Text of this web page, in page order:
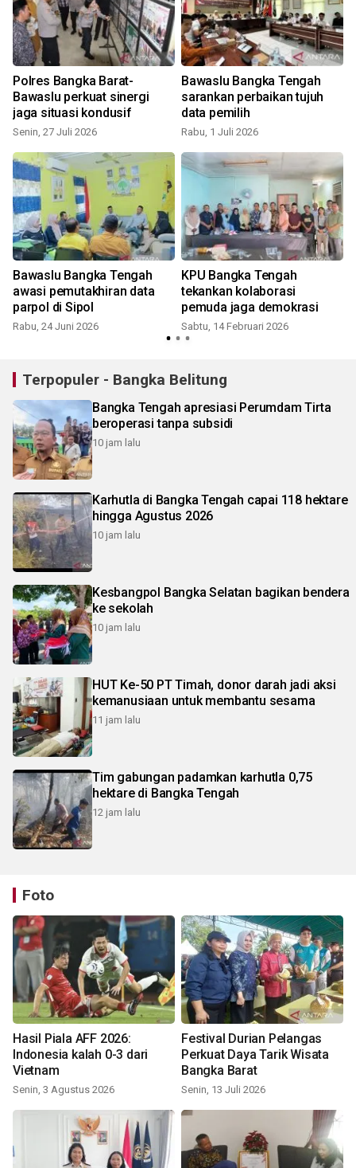
Polres Bangka Barat-
Bawaslu perkuat sinergi
jaga situasi kondusif
Senin, 27 Juli 2026
Bawaslu Bangka Tengah
sarankan perbaikan tujuh
data pemilih
Rabu, 1 Juli 2026
Bawaslu Bangka Tengah
awasi pemutakhiran data
parpol di Sipol
Rabu, 24 Juni 2026
KPU Bangka Tengah
tekankan kolaborasi
pemuda jaga demokrasi
Sabtu, 14 Februari 2026
Terpopuler - Bangka Belitung
Bangka Tengah apresiasi Perumdam Tirta
beroperasi tanpa subsidi
10 jam lalu
Karhutla di Bangka Tengah capai 118 hektare
hingga Agustus 2026
10 jam lalu
Kesbangpol Bangka Selatan bagikan bendera
ke sekolah
10 jam lalu
HUT Ke-50 PT Timah, donor darah jadi aksi
kemanusiaan untuk membantu sesama
11 jam lalu
Tim gabungan padamkan karhutla 0,75
hektare di Bangka Tengah
12 jam lalu
Foto
Hasil Piala AFF 2026:
Indonesia kalah 0-3 dari
Vietnam
Senin, 3 Agustus 2026
Festival Durian Pelangas
Perkuat Daya Tarik Wisata
Bangka Barat
Senin, 13 Juli 2026